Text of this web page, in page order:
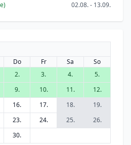
02.08. - 13.09.
Do Fr Sa
So
2. 3. 4.
5.
9. 10. 11.
12.
16. 17. 18.
19.
23. 24. 25.
26.
30.